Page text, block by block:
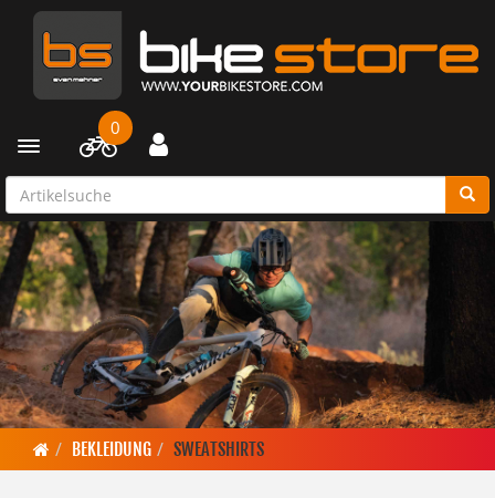
Toggle navigation
0
BEKLEIDUNG SWEATSHIRTS